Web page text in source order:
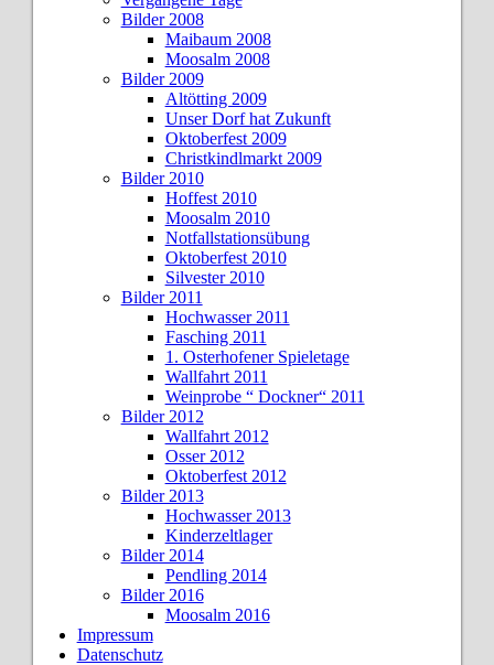
Bilder 2008
Maibaum 2008
Moosalm 2008
Bilder 2009
Altötting 2009
Unser Dorf hat Zukunft
Oktoberfest 2009
Christkindlmarkt 2009
Bilder 2010
Hoffest 2010
Moosalm 2010
Notfallstationsübung
Oktoberfest 2010
Silvester 2010
Bilder 2011
Hochwasser 2011
Fasching 2011
1. Osterhofener Spieletage
Wallfahrt 2011
Weinprobe “ Dockner“ 2011
Bilder 2012
Wallfahrt 2012
Osser 2012
Oktoberfest 2012
Bilder 2013
Hochwasser 2013
Kinderzeltlager
Bilder 2014
Pendling 2014
Bilder 2016
Moosalm 2016
Impressum
Datenschutz